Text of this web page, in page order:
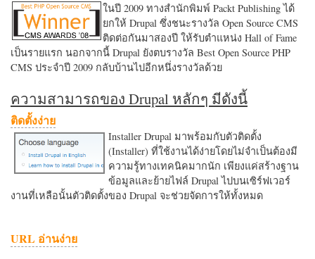
ในปี 2009 ทางสำนักพิมพ์ Packt Publishing ได้
ยกให้ Drupal ซึ่งชนะรางวัล Open Source CMS
ติดต่อกันมาสองปี ให้รับตำแหน่ง Hall of Fame
เป็นรายแรก นอกจากนี้ Drupal ยังตบรางวัล Best Open Source PHP
CMS ประจำปี 2009 กลับบ้านไปอีกหนึ่งรางวัลด้วย
ความสามารถของ Drupal หลักๆ มีดังนี้
ติดตั้งง่าย
Installer Drupal มาพร้อมกับตัวติดตั้ง
(Installer) ที่ใช้งานได้ง่ายโดยไม่จำเป็นต้องมี
ความรู้ทางเทคนิคมากนัก เพียงแค่สร้างฐาน
ข้อมูลและย้ายไฟล์ Drupal ไปบนเซิร์ฟเวอร์
งานที่เหลือนั้นตัวติดตั้งของ Drupal จะช่วยจัดการให้ทั้งหมด
URL อ่านง่าย